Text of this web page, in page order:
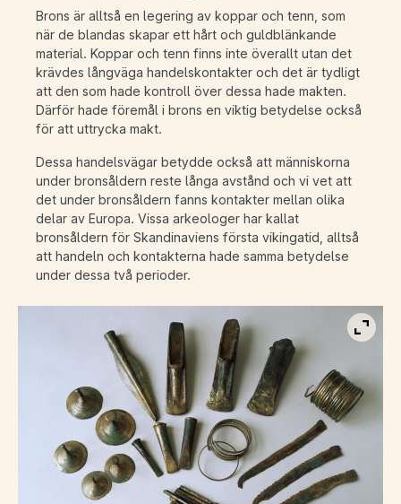
Brons är alltså en legering av koppar och tenn, som
när de blandas skapar ett hårt och guldblänkande
material. Koppar och tenn finns inte överallt utan det
krävdes långväga handelskontakter och det är tydligt
att den som hade kontroll över dessa hade makten.
Därför hade föremål i brons en viktig betydelse också
för att uttrycka makt.
Dessa handelsvägar betydde också att människorna
under bronsåldern reste långa avstånd och vi vet att
det under bronsåldern fanns kontakter mellan olika
delar av Europa. Vissa arkeologer har kallat
bronsåldern för Skandinaviens första vikingatid, alltså
att handeln och kontakterna hade samma betydelse
under dessa två perioder.
Visa